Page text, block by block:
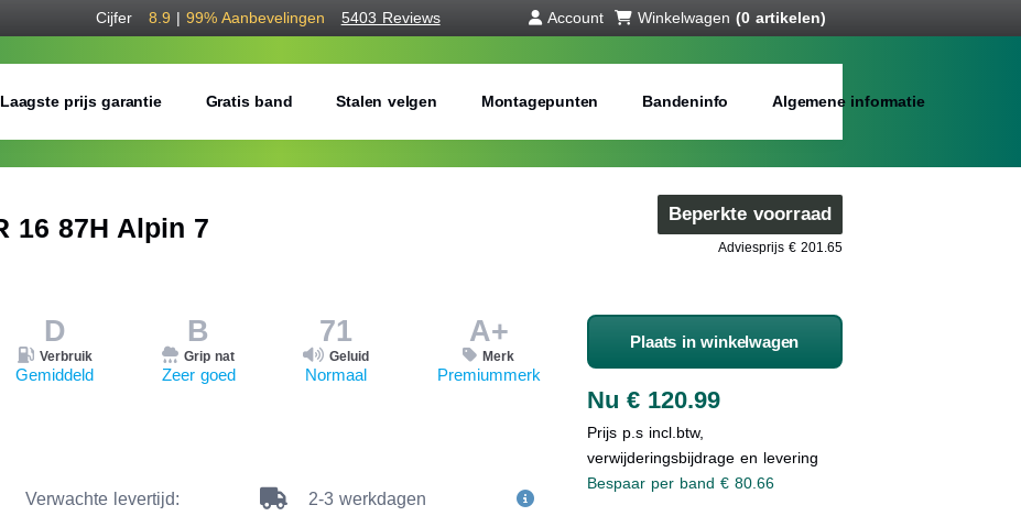
Cijfer 8.9 | 99% Aanbevelingen 5403 Reviews Account Winkelwagen (0 artikelen)
Laagste prijs garantie Gratis band Stalen velgen Montagepunten Bandeninfo Algemene informatie
16 87H Alpin 7 Beperkte voorraad
Adviesprijs € 201.65
D
Verbruik
Gemiddeld
B
Grip nat
Zeer goed
71
Geluid
Normaal
A+
Merk
Premiummerk
Verwachte levertijd:
2-3 werkdagen
Plaats in winkelwagen
Nu € 120.99
Prijs p.s incl.btw,
verwijderingsbijdrage en levering
Bespaar per band € 80.66